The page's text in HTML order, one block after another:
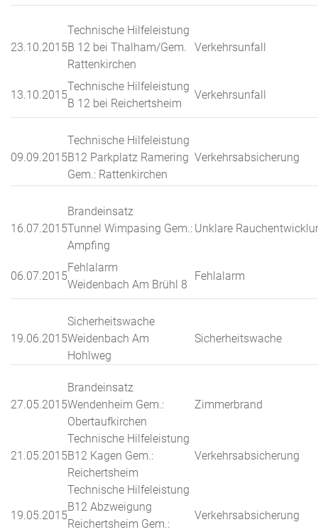
23.10.2015
Technische Hilfeleistung
B 12 bei Thalham/Gem.
Rattenkirchen
Verkehrsunfall
13.10.2015
Technische Hilfeleistung
B 12 bei Reichertsheim
Verkehrsunfall
09.09.2015
Technische Hilfeleistung
B12 Parkplatz Ramering
Gem.: Rattenkirchen
Verkehrsabsicherung
16.07.2015
Brandeinsatz
Tunnel Wimpasing Gem.:
Ampfing
Unklare
06.07.2015
Fehlalarm
Weidenbach Am Brühl 8
Fehlalarm
19.06.2015
Sicherheitswache
Weidenbach Am
Hohlweg
Sicherheitswache
27.05.2015
Brandeinsatz
Wendenheim Gem.:
Obertaufkirchen
Zimmerbrand
21.05.2015
Technische Hilfeleistung
B12 Kagen Gem.:
Reichertsheim
Verkehrsabsicherung
19.05.2015
Technische Hilfeleistung
B12 Abzweigung
Reichertsheim Gem.:
Verkehrsabsicherung